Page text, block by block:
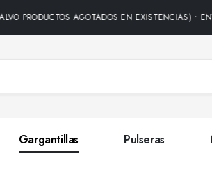
AGOTADOS EN EXISTENCIAS) • ENVÍO
Gargantillas Pulseras